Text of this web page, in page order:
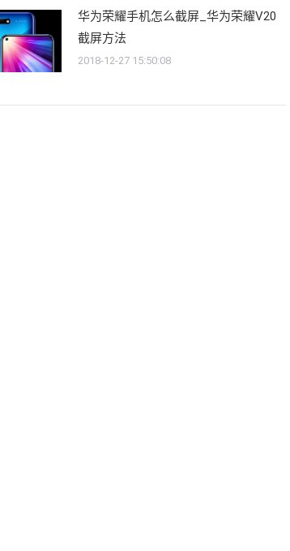
华为荣耀手机怎么截屏_华为荣耀V20
截屏方法
2018-12-27 15:50:08